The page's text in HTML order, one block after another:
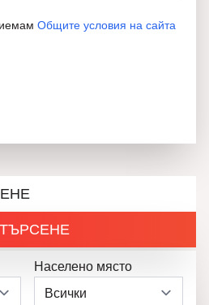
Общите условия на сайта
Населено място